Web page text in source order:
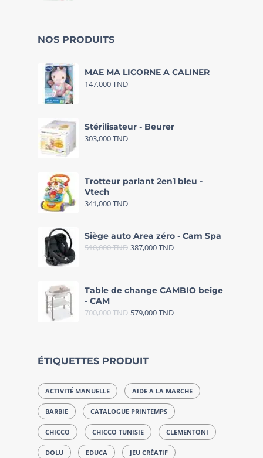
NOS PRODUITS
MAE MA LICORNE A CALINER
147,000TND
Stérilisateur - Beurer
303,000TND
Trotteur parlant 2en1 bleu -
Vtech
341,000TND
Siège auto Area zéro - Cam Spa
510,000TND 387,000TND
Table de change CAMBIO beige
- CAM
700,000TND 579,000TND
ÉTIQUETTES PRODUIT
ACTIVITÉ MANUELLE AIDE A LA MARCHE
BARBIE CATALOGUE PRINTEMPS
CHICCO CHICCO TUNISIE CLEMENTONI
DOLU EDUCA JEU CRÉATIF